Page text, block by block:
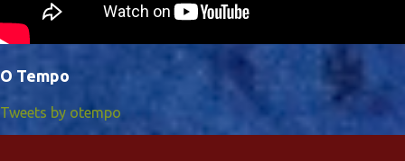
O Tempo
Tweets by otempo